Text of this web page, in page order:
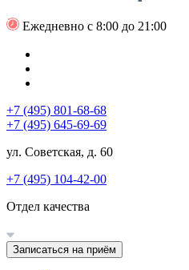
Ежедневно с 8:00 до 21:00
+7 (495) 801-68-68
+7 (495) 645-69-69
ул. Советская, д. 60
+7 (495) 104-42-00
Отдел качества
Записаться на приём